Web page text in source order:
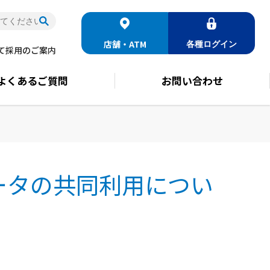
店舗・ATM 各種ログイン
くあるご質問 お問い合わせ
採用のご案内
の共同利用につい